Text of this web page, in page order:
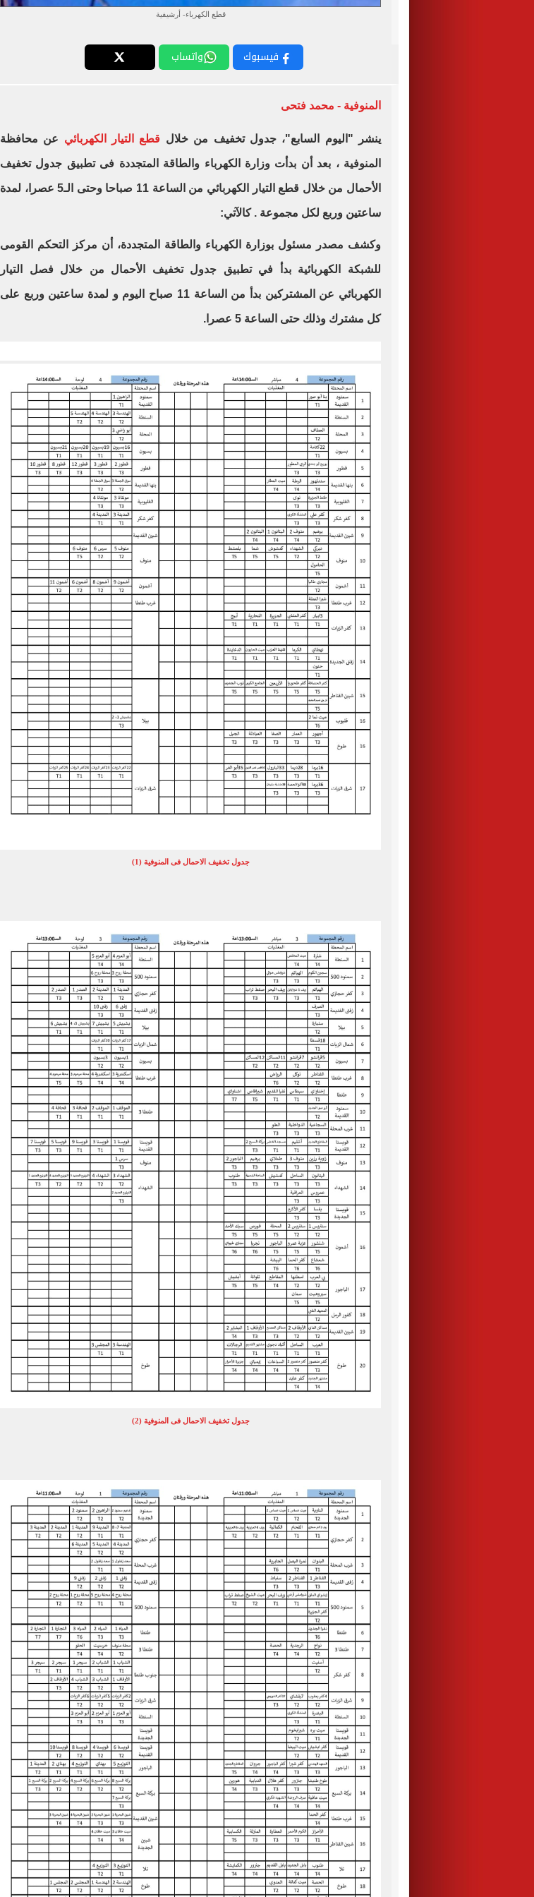
قطع الكهرباء- أرشيفية
فيسبوك واتساب
المنوفية - محمد فتحى
ينشر "اليوم السابع"، جدول تخفيف من خلال قطع التيار الكهربائي عن محافظة
المنوفية ، بعد أن بدأت وزارة الكهرباء والطاقة المتجددة فى تطبيق جدول تخفيف
الأحمال من خلال قطع التيار الكهربائي من الساعة 11 صباحا وحتى الـ5 عصرا، لمدة
ساعتين وربع لكل مجموعة . كالآتي:
وكشف مصدر مسئول بوزارة الكهرباء والطاقة المتجددة، أن مركز التحكم القومى
للشبكة الكهربائية بدأ في تطبيق جدول تخفيف الأحمال من خلال فصل التيار
الكهربائي عن المشتركين بدأ من الساعة 11 صباح اليوم و لمدة ساعتين وربع على
كل مشترك وذلك حتى الساعة 5 عصرا.
جدول تخفيف الاحمال فى المنوفية (1)
جدول تخفيف الاحمال فى المنوفية (2)